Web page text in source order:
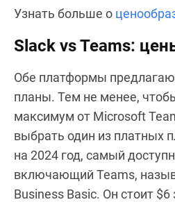
Узнать больше о
Slack vs Teams:
Обе платформы
планы. Тем не менее,
максимум от Microsoft
выбрать один из платных
на 2024 год, самый
включающий Teams,
Business Basic. Он стоит $6